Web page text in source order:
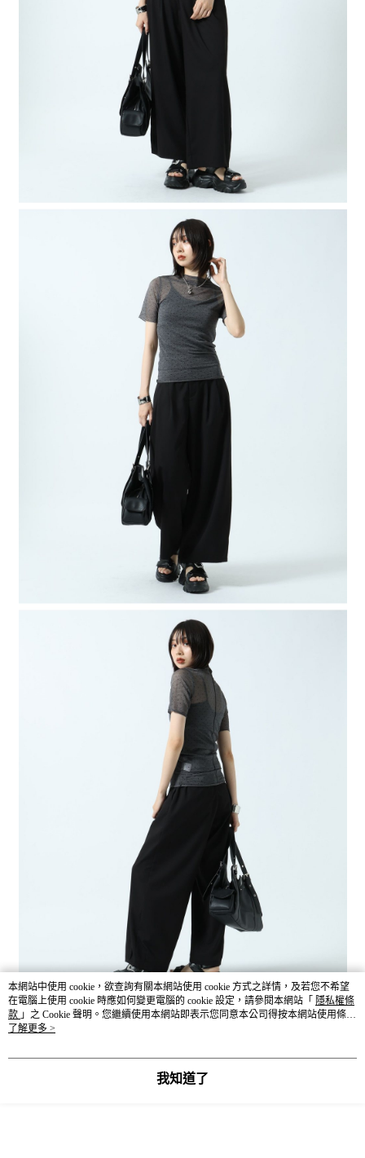
本網站中使用 cookie，欲查詢有關本網站使用 cookie 方式之詳情，及若您不希望
在電腦上使用 cookie 時應如何變更電腦的 cookie 設定，請參閱本網站「 隱私權條
款 」之 Cookie 聲明。您繼續使用本網站即表示您同意本公司得按本網站使用條款
之 Cookie 聲明使用 cookie。
了解更多 >
我知道了